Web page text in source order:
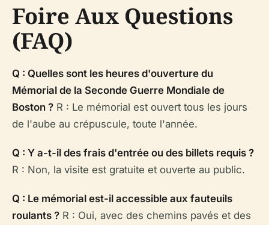
Foire Aux Questions
(FAQ)
Q : Quelles sont les heures d'ouverture du
Mémorial de la Seconde Guerre Mondiale de
Boston ? R : Le mémorial est ouvert tous les jours
de l'aube au crépuscule, toute l'année.
Q : Y a-t-il des frais d'entrée ou des billets requis ?
R : Non, la visite est gratuite et ouverte au public.
Q : Le mémorial est-il accessible aux fauteuils
roulants ? R : Oui, avec des chemins pavés et des